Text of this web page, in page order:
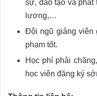
sự, đào tạo và phát
lương,…
Đội ngũ giảng viên
phạm tốt.
Học phí phải
học viên đăng ký